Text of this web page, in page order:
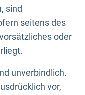
sind
seitens des
oder
unverbindlich.
vor,